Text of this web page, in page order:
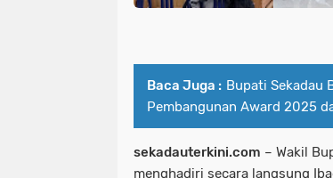
Baca Juga : Bupati Sekadau
Pembangunan Award 2025
sekadauterkini.com – Wakil
menghadiri secara langsung